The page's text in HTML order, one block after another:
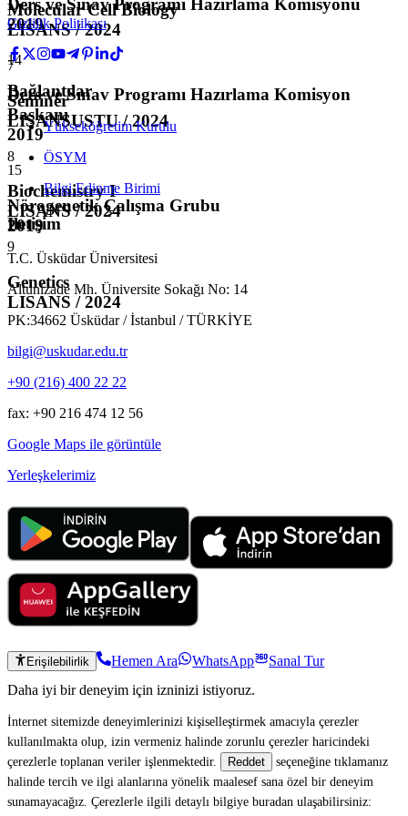
Ders ve Sınav Programı Hazırlama Komisyonu
2019
14
Ders ve Sınav Programı Hazırlama Komisyon
Başkanı
2019
15
Nörogenetik Çalışma Grubu
2019
Molecular Cell Biology
LISANS / 2024
7
Seminer
LISANSUSTU / 2024
8
Biochemistry I
LISANS / 2024
9
Genetics
LISANS / 2024
Gizlilik Politikası
Bağlantılar
Yükseköğretim Kurulu
ÖSYM
Bilgi Edinme Birimi
İletişim
T.C. Üsküdar Üniversitesi
Altunizade Mh. Üniversite Sokağı No: 14
PK:34662 Üsküdar / İstanbul / TÜRKİYE
bilgi@uskudar.edu.tr
+90 (216) 400 22 22
fax: +90 216 474 12 56
Google Maps ile görüntüle
Yerleşkelerimiz
Erişilebilirlik Hemen Ara WhatsApp
Sanal Tur
Daha iyi bir deneyim için izninizi istiyoruz.
İnternet sitemizde deneyimlerinizi kişiselleştirmek amacıyla çerezler
kullanılmakta olup, izin vermeniz halinde zorunlu çerezler haricindeki
çerezlerle toplanan veriler işlenmektedir.
Reddet
seçeneğine tıklamanız
halinde tercih ve ilgi alanlarına yönelik maalesef sana özel bir deneyim
sunamayacağız. Çerezlerle ilgili detaylı bilgiye buradan ulaşabilirsiniz: